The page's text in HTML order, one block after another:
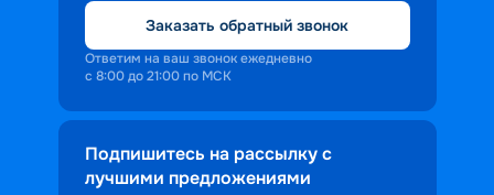
Заказать обратный звонок
Ответим на ваш звонок ежедневно
с 8:00 до 21:00 по МСК
Подпишитесь на рассылку с
лучшими предложениями